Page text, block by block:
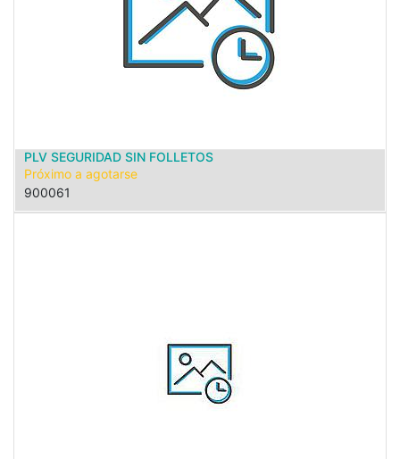
PLV SEGURIDAD SIN FOLLETOS
Próximo a agotarse
900061